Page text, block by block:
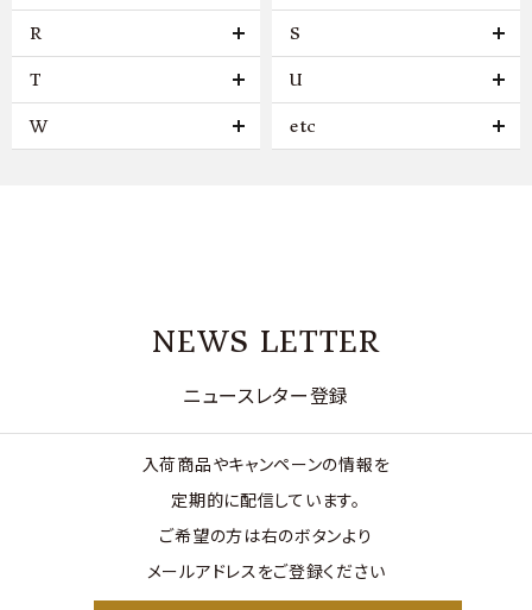
R S
T U
W etc
NEWS LETTER
ニュースレター登録
入荷商品やキャンペーンの情報を
定期的に配信しています。
ご希望の方は右のボタンより
メールアドレスをご登録ください